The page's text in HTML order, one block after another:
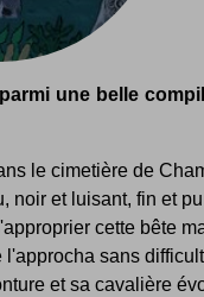
une belle
le cimetière de
noir et luisant, fin et
cette bête
sans
et sa cavalière